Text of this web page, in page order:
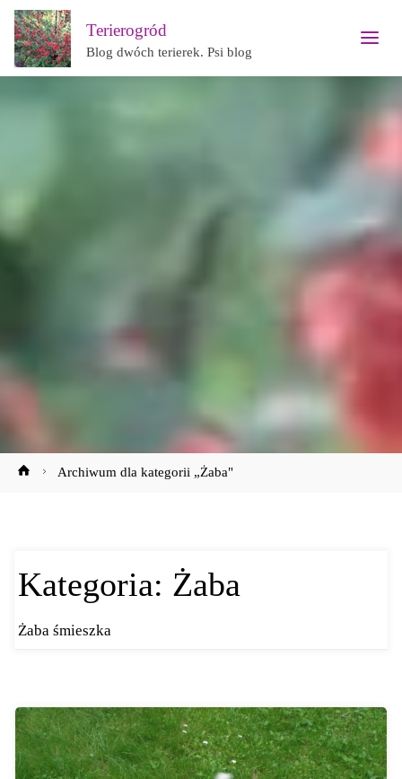
Terierogród
Blog dwóch terierek. Psi blog
StronaArchiwum dla kategorii „Żaba"
Kategoria: Żaba
Żaba śmieszka